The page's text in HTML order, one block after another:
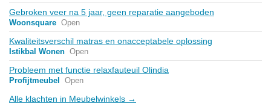
Gebroken veer na 5 jaar, geen reparatie aangeboden
Woonsquare Open
Kwaliteitsverschil matras en onacceptabele oplossing
Istikbal Wonen Open
Probleem met functie relaxfauteuil Olindia
Profijtmeubel Open
Alle klachten in Meubelwinkels →